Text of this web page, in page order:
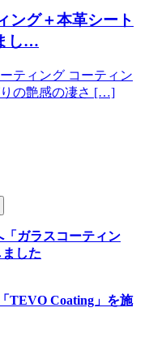
ング＋本革シート
し…
ティング コーティン
の艶感の凄さ […]
ガラスコーティン
した
TEVO Coating」を施